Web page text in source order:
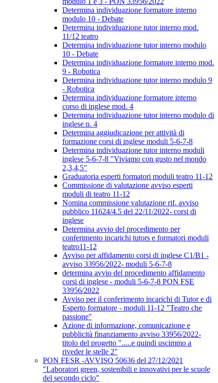
Determina individuazione formatore interno
modulo 10 - Debate
Determina individuazione tutor interno mod.
11/12 teatro
Determina individuazione tutor interno modulo
10 - Debate
Determina individuazione formatore interno mod.
9 - Robotica
Determina individuazione tutor interno modulo 9
- Robotica
Determina individuazione formatore interno
corso di inglese mod. 4
Determina individuazione tutor interno modulo di
inglese n. 4
Determina aggiudicazione per attività di
formazione corsi di inglese moduli 5-6-7-8
Determina individuazione tutor interno moduli
inglese 5-6-7-8 "Viviamo con gusto nel mondo
2,3,4,5"
Graduatoria esperti formatori moduli teatro 11-12
Commissione di valutazione avviso esperti
moduli di teatro 11-12
Nomina commissione valutazione rif. avviso
pubblico 11624/4.5 del 22/11/2022- corsi di
inglese
Determina avvio del procedimento per
conferimento incarichi tutors e formatori moduli
teatro11-12
Avviso per affidamento corsi di inglese C1/B1 -
avviso 33956/2022- moduli 5-6-7-8
determina avvio del procedimento affidamento
corsi di inglese - moduli 5-6-7-8 PON FSE
33956/2022
Avviso per il conferimento incarichi di Tutor e di
Esperto formatore - moduli 11-12 "Teatro che
passione"
Azione di informazione, comunicazione e
pubblicità finanziamento avviso 33956/2022-
titolo del progetto ".....e quindi uscimmo a
riveder le stelle 2"
PON FESR -AVVISO 50636 del 27/12/2021
"Laboratori green, sostenibili e innovativi per le scuole
del secondo ciclo"